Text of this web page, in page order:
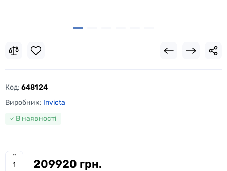
Код: 648124
Виробник: Invicta
В наявності
209920 грн.